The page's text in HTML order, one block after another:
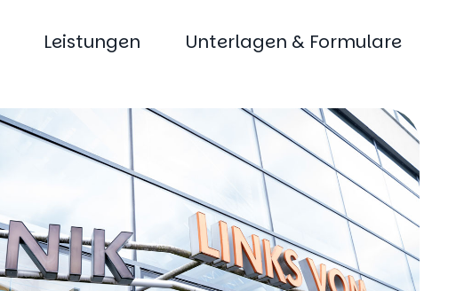
Leistungen Unterlagen & Formulare